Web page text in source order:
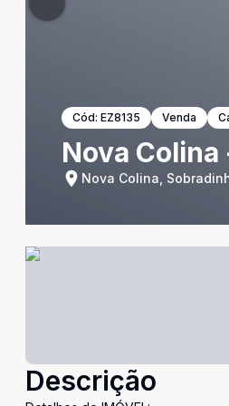
Cód: EZ8135 Venda
Nova Colina
Nova Colina,
Descrição